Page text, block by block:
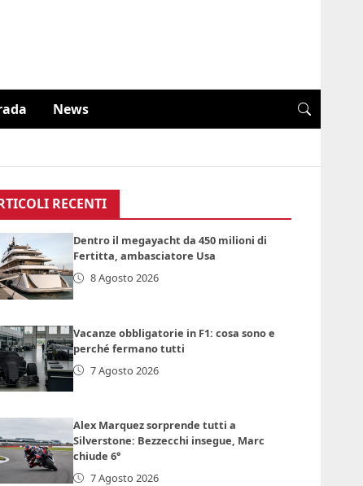
News
RECENTI
Dentro il megayacht da 450 milioni di
Fertitta, ambasciatore Usa
8 Agosto 2026
Vacanze obbligatorie in F1: cosa sono e
perché fermano tutti
7 Agosto 2026
Alex Marquez sorprende tutti a
Silverstone: Bezzecchi insegue, Marc
chiude 6°
7 Agosto 2026